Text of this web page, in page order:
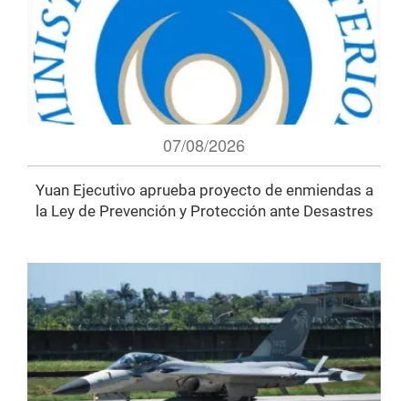
07/08/2026
Yuan Ejecutivo aprueba proyecto de enmiendas a
la Ley de Prevención y Protección ante Desastres